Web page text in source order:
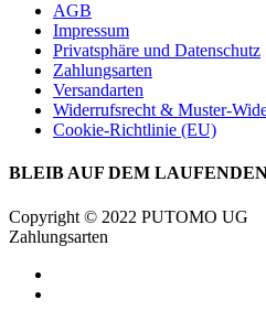
AGB
Impressum
Privatsphäre und Datenschutz
Zahlungsarten
Versandarten
Widerrufsrecht & Muster-
Cookie-Richtlinie (EU)
BLEIB AUF DEM
Copyright © 2022 PUTOMO UG
Zahlungsarten